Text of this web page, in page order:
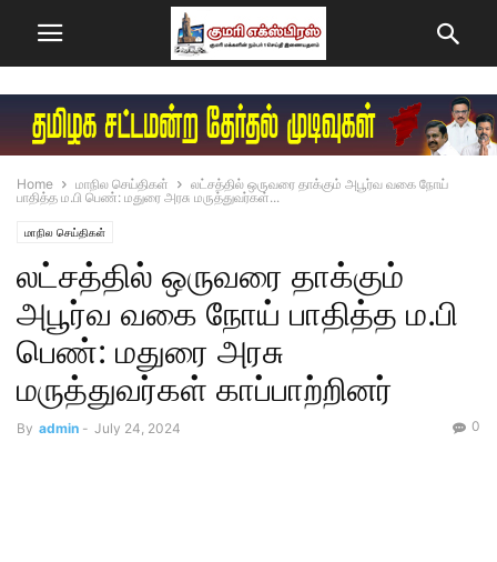
Home மாநில செய்திகள்
லட்சத்தில் ஒருவரை தாக்கும் அபூர்வ வகை நோய்
பாதித்த ம.பி பெண்: மதுரை அரசு மருத்துவர்கள்...
மாநில செய்திகள்
லட்சத்தில் ஒருவரை தாக்கும்
அபூர்வ வகை நோய் பாதித்த ம.பி
பெண்: மதுரை அரசு
மருத்துவர்கள் காப்பாற்றினர்
By admin - July 24, 2024 0